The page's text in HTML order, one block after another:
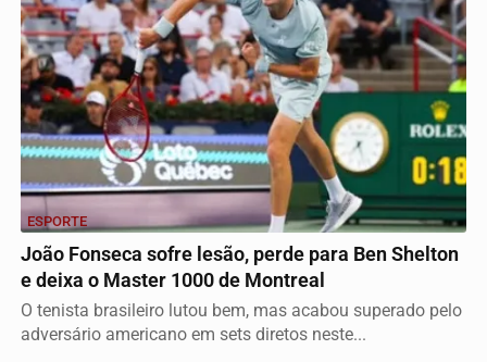
ESPORTE
João Fonseca sofre lesão, perde para Ben Shelton
e deixa o Master 1000 de Montreal
O tenista brasileiro lutou bem, mas acabou superado pelo
adversário americano em sets diretos neste...